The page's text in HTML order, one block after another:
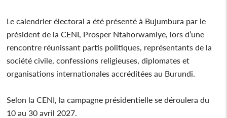
Le calendrier électoral a été présenté à Bujumbura par le
président de la CENI, Prosper Ntahorwamiye, lors d’une
rencontre réunissant partis politiques, représentants de la
société civile, confessions religieuses, diplomates et
organisations internationales accréditées au Burundi.
Selon la CENI, la campagne présidentielle se déroulera du
10 au 30 avril 2027.